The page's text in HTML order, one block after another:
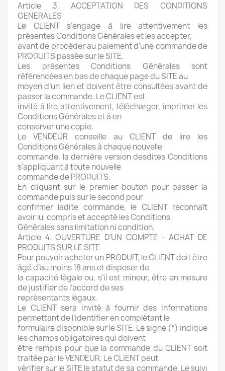
Article 3. ACCEPTATION DES CONDITIONS
GENERALES
Le CLIENT s’engage à lire attentivement les
présentes Conditions Générales et les accepter,
avant de procéder au paiement d’une commande de
PRODUITS passée sur le SITE.
Les présentes Conditions Générales sont
référencées en bas de chaque page du SITE au
moyen d’un lien et doivent être consultées avant de
passer la commande. Le CLIENT est
invité à lire attentivement, télécharger, imprimer les
Conditions Générales et à en
conserver une copie.
Le VENDEUR conseille au CLIENT de lire les
Conditions Générales à chaque nouvelle
commande, la dernière version desdites Conditions
s’appliquant à toute nouvelle
commande de PRODUITS.
En cliquant sur le premier bouton pour passer la
commande puis sur le second pour
confirmer ladite commande, le CLIENT reconnaît
avoir lu, compris et accepté les Conditions
Générales sans limitation ni condition.
Article 4. OUVERTURE D’UN COMPTE - ACHAT DE
PRODUITS SUR LE SITE
Pour pouvoir acheter un PRODUIT, le CLIENT doit être
âgé d’au moins 18 ans et disposer de
la capacité légale ou, s’il est mineur, être en mesure
de justifier de l’accord de ses
représentants légaux.
Le CLIENT sera invité à fournir des informations
permettant de l’identifier en complétant le
formulaire disponible sur le SITE. Le signe (*) indique
les champs obligatoires qui doivent
être remplis pour que la commande du CLIENT soit
traitée par le VENDEUR. Le CLIENT peut
vérifier sur le SITE le statut de sa commande. Le suivi